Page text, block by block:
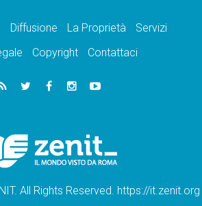
Diffusione La Proprietà
Servizi
Copyright Contattaci
All Rights Reserved. https://it.zenit.org